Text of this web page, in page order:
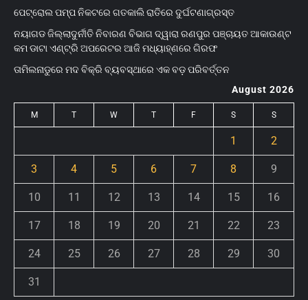
ପେଟ୍ରୋଲ ପମ୍ପ ନିକଟରେ ଗତକାଲି ରାତିରେ ଦୁର୍ଘଟଣାଗ୍ରସ୍ତ
ନୟାଗଡ ଜିଲ୍ଲାଦୁର୍ନୀତି ନିବାରଣ ବିଭାଗ ଦ୍ୱାରା ରଣପୁର ପଞ୍ଚାୟତ ଆକାଉଣ୍ଟ
କମ ଡାଟା ଏଣ୍ଟ୍ରି ଅପରେଟର ଆଜି ମଧ୍ୟାହ୍‌ଣରେ ଗିରଫ
ତାମିଲନାଡୁରେ ମଦ ବିକ୍ରି ବ୍ୟବସ୍ଥାରେ ଏକ ବଡ଼ ପରିବର୍ତ୍ତନ
August 2026
M T W T F S S
1 2
3 4 5 6 7 8 9
10 11 12 13 14 15 16
17 18 19 20 21 22 23
24 25 26 27 28 29 30
31